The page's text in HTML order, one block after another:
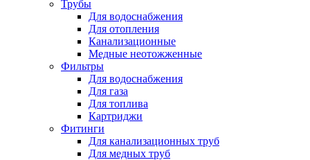
Трубы
Для водоснабжения
Для отопления
Канализационные
Медные неотожженные
Фильтры
Для водоснабжения
Для газа
Для топлива
Картриджи
Фитинги
Для канализационных труб
Для медных труб